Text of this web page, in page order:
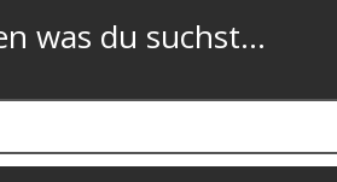
was du suchst...